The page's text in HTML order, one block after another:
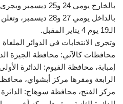
بالداخل يومي 27 و28
الـ19 يوم 4 يناير المقبل.
محافظات كالآتي: محافظة الجيزة
إمبابة، محافظة الفيوم: الدائرة
الرابعة ومقرها مركز أبشواي،
مركز الفتح، محافظة سوهاج: